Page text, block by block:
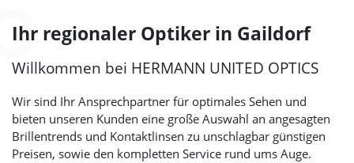
Ihr regionaler Optiker in Gaildorf
Willkommen bei HERMANN UNITED OPTICS
Wir sind Ihr Ansprechpartner für optimales Sehen und
bieten unseren Kunden eine große Auswahl an angesagten
Brillentrends und Kontaktlinsen zu unschlagbar günstigen
Preisen, sowie den kompletten Service rund ums Auge.